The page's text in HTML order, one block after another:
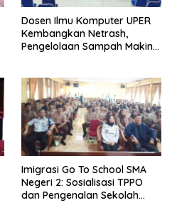
Dosen Ilmu Komputer UPER
Kembangkan Netrash,
Pengelolaan Sampah Makin
Imigrasi Go To School SMA
Negeri 2: Sosialisasi TPPO
dan Pengenalan Sekolah